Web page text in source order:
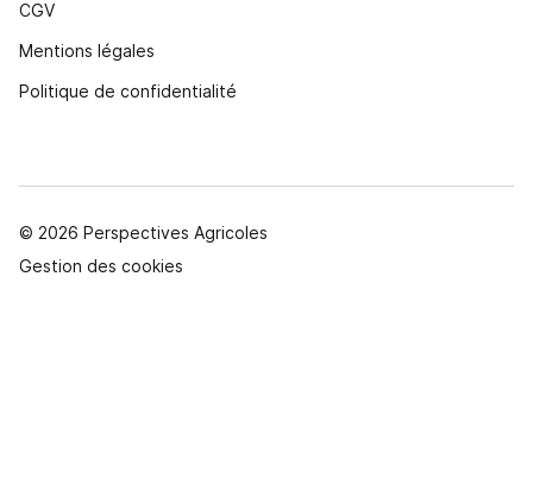
CGV
Mentions légales
Politique de confidentialité
© 2026 Perspectives Agricoles
Gestion des cookies